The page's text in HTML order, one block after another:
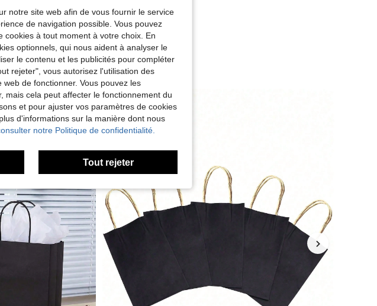
notre site web afin de vous fournir le service
de navigation possible. Vous pouvez
cookies à tout moment à votre choix. En
optionnels, qui nous aident à analyser le
le contenu et les publicités pour compléter
rejeter", vous autorisez l'utilisation des
de fonctionner. Vous pouvez les
mais cela peut affecter le fonctionnement du
et pour ajuster vos paramètres de cookies
d'informations sur la manière dont nous
notre Politique de confidentialité.
Tout rejeter